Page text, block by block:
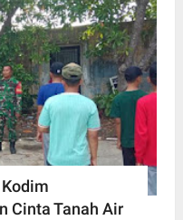
Cinta Tanah Air